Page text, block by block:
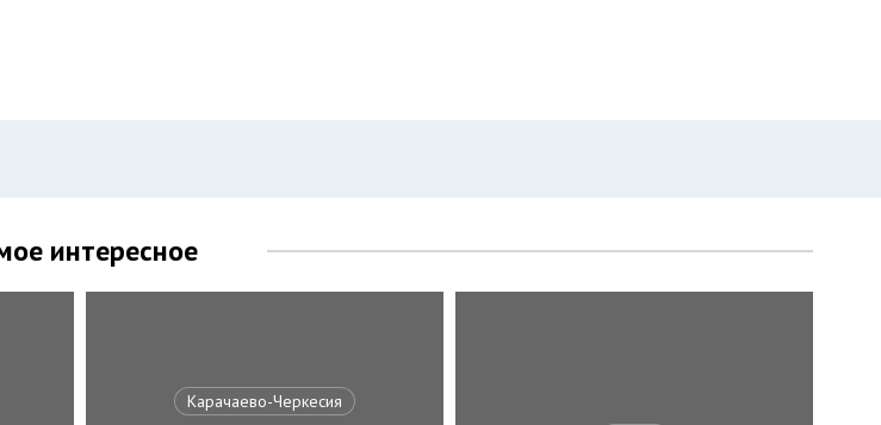
интересное
Карачаево-Черкесия